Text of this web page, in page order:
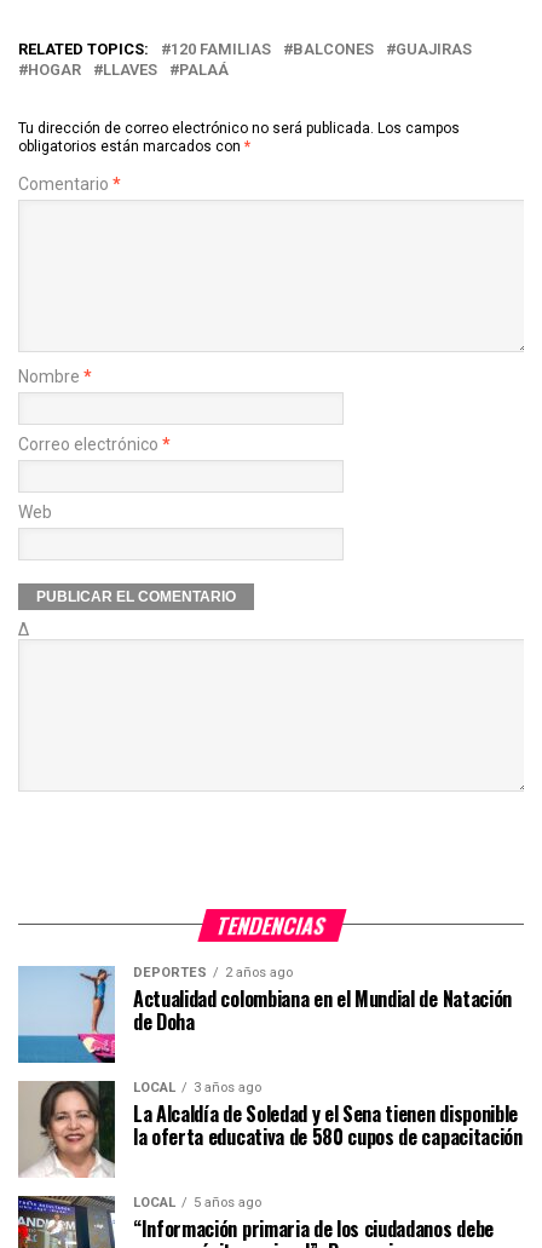
RELATED TOPICS: 120 FAMILIAS BALCONES
GUAJIRAS
HOGAR
LLAVES PALAÁ
Tu dirección de correo electrónico no será publicada. Los campos
obligatorios están marcados con *
Comentario *
Nombre *
Correo electrónico *
Web
Δ
TENDENCIAS
DEPORTES 2 años ago
Actualidad colombiana en el Mundial de Natación
de Doha
LOCAL 3 años ago
La Alcaldía de Soledad y el Sena tienen disponible
la oferta educativa de 580 cupos de capacitación
LOCAL 5 años ago
“Información primaria de los ciudadanos debe